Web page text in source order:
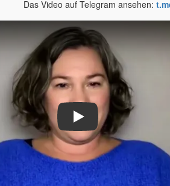
Das Video auf Telegram ansehen:
Play